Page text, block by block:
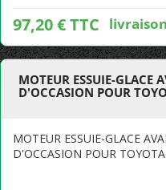
97,20 € TTC
MOTEUR ESSUIE-GLACE
D'OCCASION POUR
MOTEUR ESSUIE-GLACE
D'OCCASION POUR